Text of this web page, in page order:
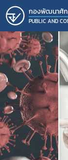
กองพัฒนาศัก
PUBLIC AND